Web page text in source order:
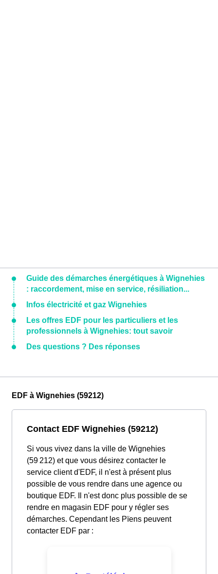
Guide des démarches énergétiques à Wignehies
: raccordement, mise en service, résiliation...
Infos électricité et gaz Wignehies
Les offres EDF pour les particuliers et les
professionnels à Wignehies: tout savoir
Des questions ? Des réponses
EDF à Wignehies (59212)
Contact EDF Wignehies (59212)
Si vous vivez dans la ville de Wignehies
(59 212) et que vous désirez contacter le
service client d'EDF, il n'est à présent plus
possible de vous rendre dans une agence ou
boutique EDF. Il n'est donc plus possible de se
rendre en magasin EDF pour y régler ses
démarches. Cependant les Pïens peuvent
contacter EDF par :